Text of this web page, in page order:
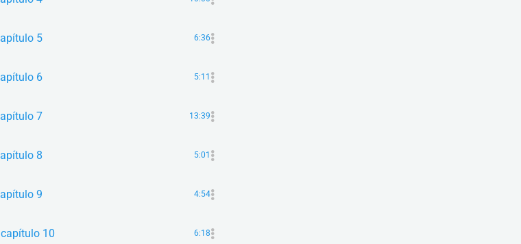
5 6:36
6 5:11
7 13:39
8 5:01
9 4:54
10 6:18